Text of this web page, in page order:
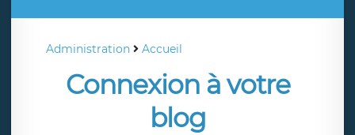
Administration Accueil
Connexion à votre
blog